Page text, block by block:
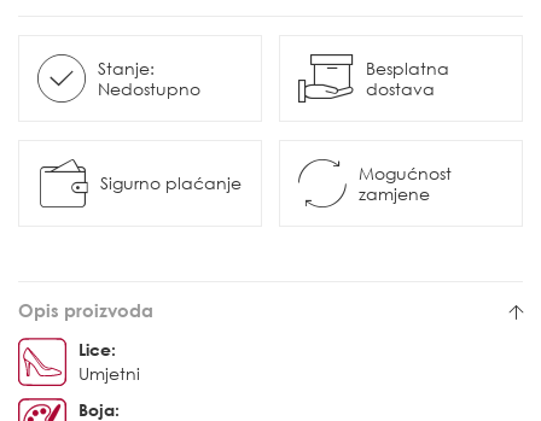
Stanje:
Nedostupno
Besplatna
dostava
Sigurno plaćanje
Mogućnost
zamjene
Opis proizvoda
Lice:
Umjetni
Boja: